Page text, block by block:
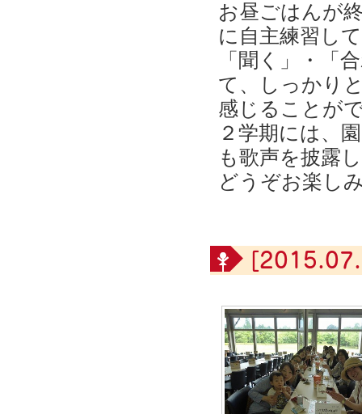
お昼ごはんが
に自主練習し
「聞く」・「
て、しっかり
感じることが
２学期には、
も歌声を披露
どうぞお楽し